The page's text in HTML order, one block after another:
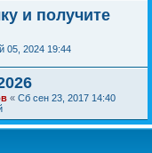
и получите
05, 2024 19:44
« Сб сен 23, 2017 14:40